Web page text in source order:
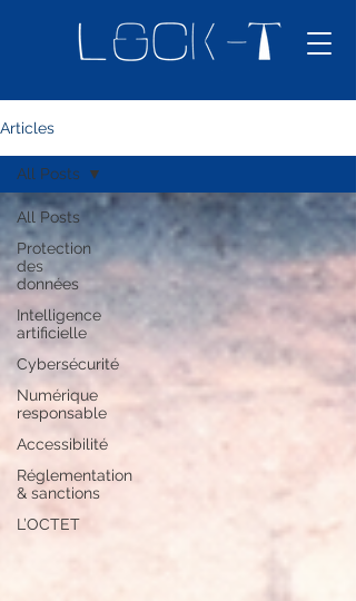
Articles
All Posts
Protection
des
données
Intelligence
artificielle
Cybersécurité
Numérique
responsable
Accessibilité
Réglementation
& sanctions
L’OCTET
All Posts